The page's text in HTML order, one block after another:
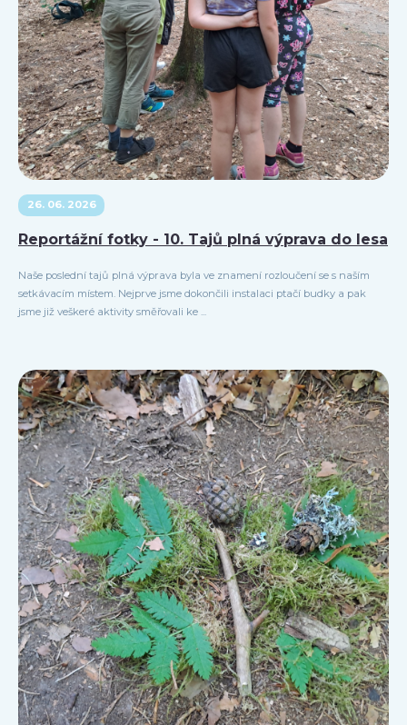
26. 06. 2026
Reportážní fotky - 10. Tajů plná výprava do lesa
Naše poslední tajů plná výprava byla ve znamení rozloučení se s naším
setkávacím místem. Nejprve jsme dokončili instalaci ptačí budky a pak
jsme již veškeré aktivity směřovali ke ...